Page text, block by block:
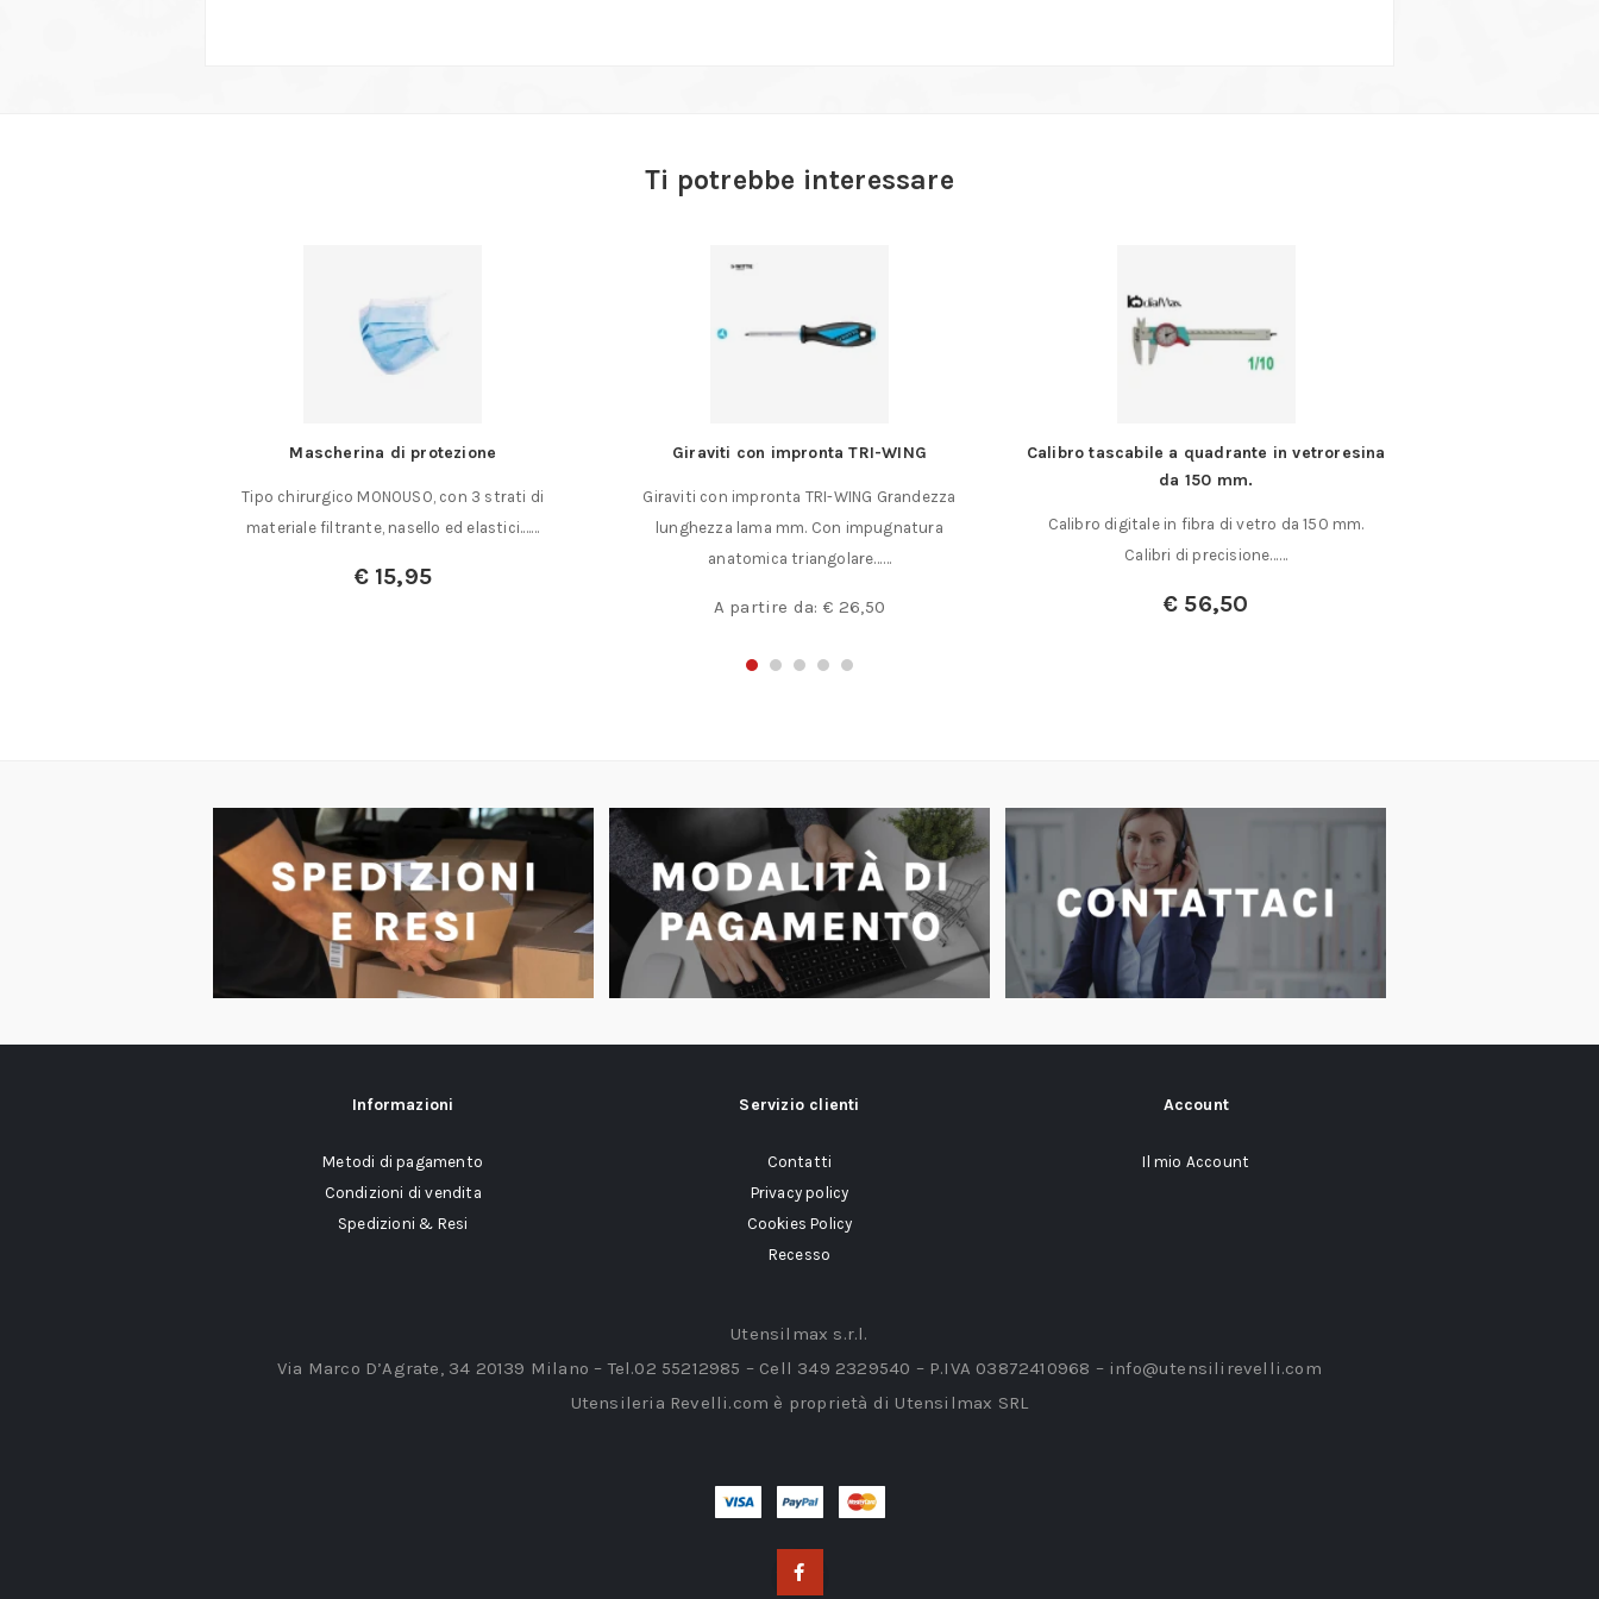
Ti potrebbe interessare
Mascherina di protezione
Tipo chirurgico MONOUSO, con 3 strati di
materiale filtrante, nasello ed elastici.……
€15,95
Giraviti con impronta TRI-WING
Giraviti con impronta TRI-WING Grandezza
lunghezza lama mm. Con impugnatura
anatomica triangolare……
A partire da: € 26,50
Calibro tascabile a quadrante in vetroresina
da 150 mm.
Calibro digitale in fibra di vetro da 150 mm.
Calibri di precisione……
€ 56,50
Informazioni
Metodi di pagamento
Condizioni di vendita
Spedizioni & Resi
Servizio clienti
Contatti
Privacy policy
Cookies Policy
Recesso
Account
Il mio Account
Utensilmax s.r.l.
Via Marco D’Agrate, 34 20139 Milano – Tel.02 55212985 – Cell 349 2329540 – P.IVA 03872410968 – info@utensilirevelli.com
Utensileria Revelli.com è proprietà di Utensilmax SRL